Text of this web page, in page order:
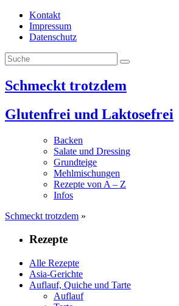
Skip
zum
Inhalt
Kontakt
Impressum
Datenschutz
Schmeckt trotzdem
Glutenfrei und Laktosefrei
Backen
Salate und Dressing
Grundteige
Mehlmischungen
Rezepte von A – Z
Infos
Schmeckt trotzdem »
Rezepte
Alle Rezepte
Asia-Gerichte
Auflauf, Quiche und Tarte
Auflauf